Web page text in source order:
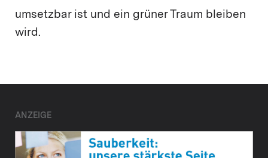
umsetzbar ist und ein grüner Traum bleiben
wird.
ANZEIGE